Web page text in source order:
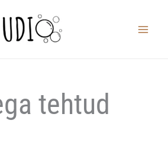
tehtud